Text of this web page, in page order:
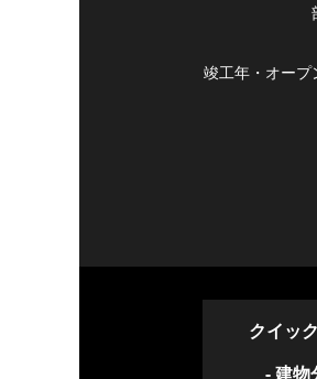
竣工年・ オープ
クイッ
- 建物